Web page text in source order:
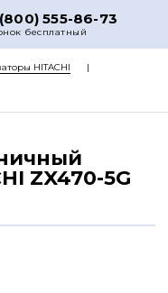
555-86-73
бесплатный
HITACHI
ZX470-5G